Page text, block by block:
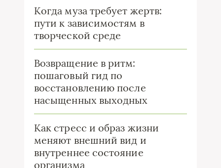
Когда муза требует жертв:
пути к зависимостям в
творческой среде
Возвращение в ритм:
пошаговый гид по
восстановлению после
насыщенных выходных
Как стресс и образ жизни
меняют внешний вид и
внутреннее состояние
организма